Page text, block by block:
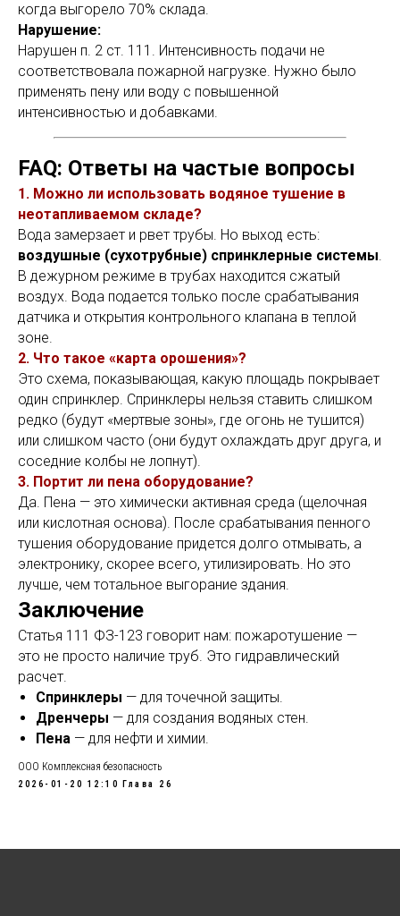
когда выгорело 70% склада.
Нарушение:
Нарушен п. 2 ст. 111. Интенсивность подачи не
соответствовала пожарной нагрузке. Нужно было
применять пену или воду с повышенной
интенсивностью и добавками.
FAQ: Ответы на частые вопросы
1. Можно ли использовать водяное тушение в
неотапливаемом складе?
Вода замерзает и рвет трубы. Но выход есть:
воздушные (сухотрубные) спринклерные системы.
В дежурном режиме в трубах находится сжатый
воздух. Вода подается только после срабатывания
датчика и открытия контрольного клапана в теплой
зоне.
2. Что такое «карта орошения»?
Это схема, показывающая, какую площадь покрывает
один спринклер. Спринклеры нельзя ставить слишком
редко (будут «мертвые зоны», где огонь не тушится)
или слишком часто (они будут охлаждать друг друга, и
соседние колбы не лопнут).
3. Портит ли пена оборудование?
Да. Пена — это химически активная среда (щелочная
или кислотная основа). После срабатывания пенного
тушения оборудование придется долго отмывать, а
электронику, скорее всего, утилизировать. Но это
лучше, чем тотальное выгорание здания.
Заключение
Статья 111 ФЗ-123 говорит нам: пожаротушение —
это не просто наличие труб. Это гидравлический
расчет.
Спринклеры — для точечной защиты.
Дренчеры — для создания водяных стен.
Пена — для нефти и химии.
ООО Комплексная безопасность
2026-01-20 12:10 Глава 26